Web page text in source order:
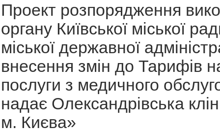
Проект розпорядження
органу Київської міської
міської державної
внесення змін до Тарифів
послуги з медичного
надає Олександрівська
м. Києва»